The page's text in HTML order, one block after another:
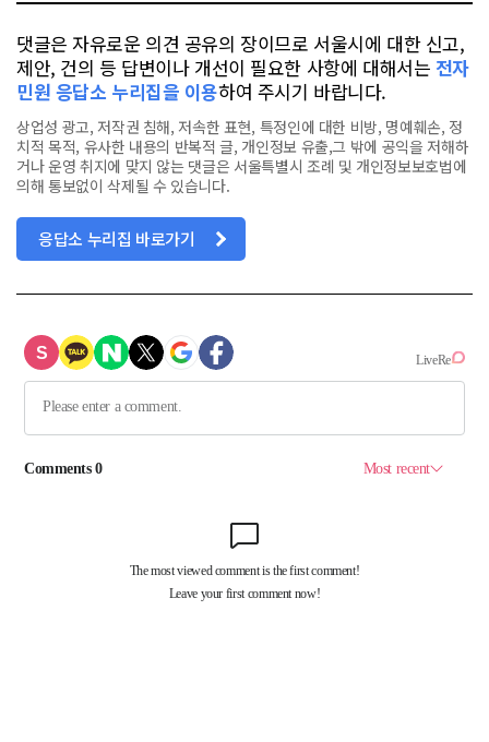
댓글은 자유로운 의견 공유의 장이므로 서울시에 대한 신고,
제안, 건의 등 답변이나 개선이 필요한 사항에 대해서는 전자
민원 응답소 누리집을 이용하여 주시기 바랍니다.
상업성 광고, 저작권 침해, 저속한 표현, 특정인에 대한 비방, 명예훼손, 정
치적 목적, 유사한 내용의 반복적 글, 개인정보 유출,그 밖에 공익을 저해하
거나 운영 취지에 맞지 않는 댓글은 서울특별시 조례 및 개인정보보호법에
의해 통보없이 삭제될 수 있습니다.
응답소 누리집 바로가기